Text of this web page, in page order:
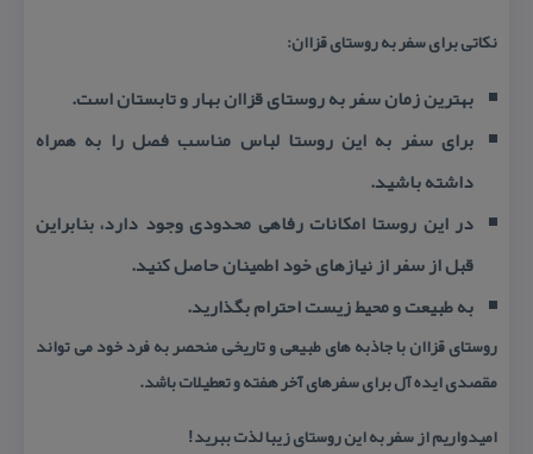
نكاتی برای سفر به روستای قزاان:
بهترین زمان سفر به روستای قزاان بهار و تابستان است.
برای سفر به این روستا لباس مناسب فصل را به همراه
داشته باشید.
در این روستا امكانات رفاهی محدودی وجود دارد، بنابراین
قبل از سفر از نیازهای خود اطمینان حاصل كنید.
به طبیعت و محیط زیست احترام بگذارید.
روستای قزاان با جاذبه های طبیعی و تاریخی منحصر به فرد خود می تواند
مقصدی ایده آل برای سفرهای آخر هفته و تعطیلات باشد.
امیدواریم از سفر به این روستای زیبا لذت ببرید!